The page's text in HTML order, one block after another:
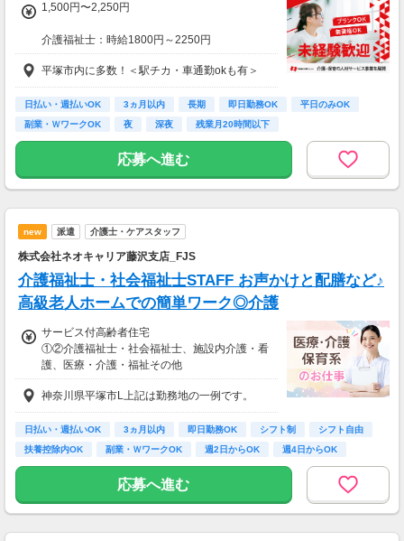
1,500円〜2,250円
介護福祉士：時給1800円～2250円
初任者以上：時給1600円～2000円
無資格の方：時給1500円～1875円
◆月26万以上
月収：264000円（時給1500円×8h×22日)
平塚市内に多数！＜駅チカ・車通勤okも有＞
日払い・週払いOK 3ヵ月以内 長期 即日勤務OK
平日のみOK
副業・ＷワークOK
夜 深夜 残業月20時間以下
応募へ進む
new 派遣 介護士・ケアスタッフ
株式会社ネオキャリア藤沢支店_FJS
介護福祉士・社会福祉士STAFF お声かけと配膳など♪
高級老人ホームでの簡単ワーク◎介護
サービス付高齢者住宅
①②介護福祉士・社会福祉士、施設内介護・看
護、医療・介護・福祉その他
①時給1,550円～1,800円、②時給1,700円～1,8
00円
【経験・お持ちの資格によって異なります】
■未経験の方（無資格）：時給1550円～
■未経験の方（有資格）：時給1550円～
■経験者（有資格）：時給1700円～
■介護福祉士：時給1800円
神奈川県平塚市L上記は勤務地の一例です。
日払い・週払いOK 3ヵ月以内 即日勤務OK シフト制
シフト自由
扶養控除内OK
副業・ＷワークOK 週2日からOK 週4日からOK
応募へ進む